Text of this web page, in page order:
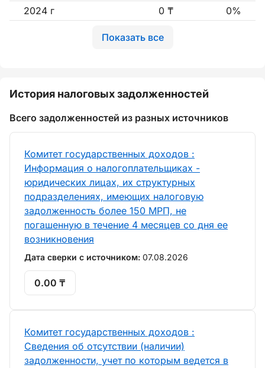
2024 г
0 ₸ 0%
Показать все
История налоговых задолженностей
Всего задолженностей из разных источников
Комитет государственных доходов :
Информация о налогоплательщиках -
юридических лицах, их структурных
подразделениях, имеющих налоговую
задолженность более 150 МРП, не
погашенную в течение 4 месяцев со дня ее
возникновения
Дата сверки с источником: 07.08.2026
0.00 ₸
Комитет государственных доходов :
Сведения об отсутствии (наличии)
задолженности, учет по которым ведется в